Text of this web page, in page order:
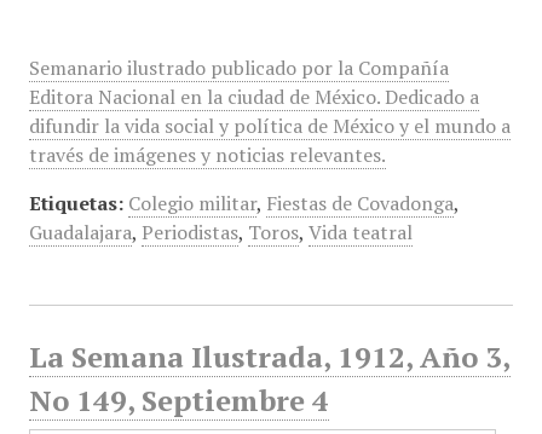
Semanario ilustrado publicado por la Compañía
Editora Nacional en la ciudad de México. Dedicado a
difundir la vida social y política de México y el mundo a
través de imágenes y noticias relevantes.
Etiquetas: Colegio militar, Fiestas de Covadonga,
Guadalajara, Periodistas, Toros, Vida teatral
La Semana Ilustrada, 1912, Año 3,
No 149, Septiembre 4